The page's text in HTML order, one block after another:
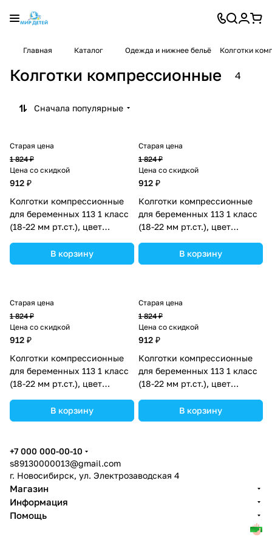
Главная Каталог Одежда и нижнее бельё Колготки
Колготки компрессионные 4
Сначала популярные
Старая цена
1 824 ₽
Цена со скидкой
912 ₽
Колготки компрессионные
для беременных 113 1 класс
(18-22 мм рт.ст.), цвет
(№1671012).В корзину
Старая цена
1 824 ₽
Цена со скидкой
912 ₽
Колготки компрессионные
для беременных 113 1 класс
(18-22 мм рт.ст.), цвет
В корзину
Старая цена
1 824 ₽
Цена со скидкой
912 ₽
Колготки компрессионные
для беременных 113 1 класс
(18-22 мм рт.ст.), цвет
В корзину
Старая цена
1 824 ₽
Цена со скидкой
912 ₽
Колготки компрессионные
для беременных 113 1 класс
(18-22 мм рт.ст.), цвет
В корзину
+7 000 000-00-10
s89130000013@gmail.com
г. Новосибирск, ул. Электрозаводская 4
Магазин
Информация
Помощь